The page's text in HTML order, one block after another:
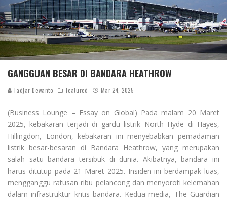
GANGGUAN BESAR DI BANDARA HEATHROW
Fadjar Dewanto Featured Mar 24, 2025
(Business Lounge – Essay on Global) Pada malam 20 Maret
2025, kebakaran terjadi di gardu listrik North Hyde di Hayes,
Hillingdon, London, kebakaran ini menyebabkan pemadaman
listrik besar-besaran di Bandara Heathrow, yang merupakan
salah satu bandara tersibuk di dunia. Akibatnya, bandara ini
harus ditutup pada 21 Maret 2025. Insiden ini berdampak luas,
mengganggu ratusan ribu pelancong dan menyoroti kelemahan
dalam infrastruktur kritis bandara. Kedua media, The Guardian